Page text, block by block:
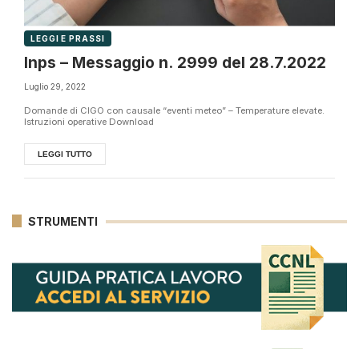
LEGGI E PRASSI
Inps – Messaggio n. 2999 del 28.7.2022
Luglio 29, 2022
Domande di CIGO con causale “eventi meteo” – Temperature elevate.
Istruzioni operative Download
LEGGI TUTTO
STRUMENTI